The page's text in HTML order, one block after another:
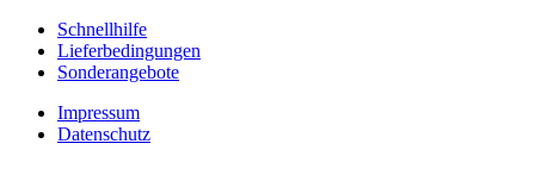
Schnellhilfe
Lieferbedingungen
Sonderangebote
Impressum
Datenschutz